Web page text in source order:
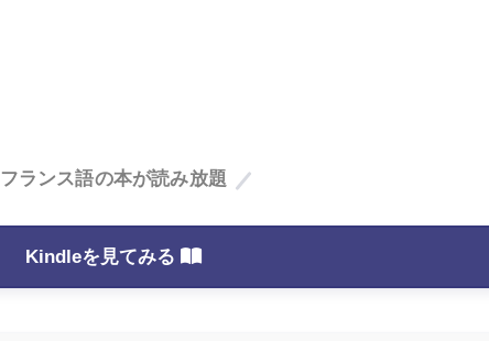
フランス語の本が読み放題
Kindleを見てみる